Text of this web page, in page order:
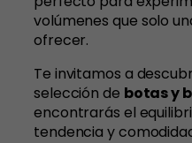
volúmenes que solo
ofrecer.
Te invitamos a
selección de botas y
encontrarás el
tendencia y